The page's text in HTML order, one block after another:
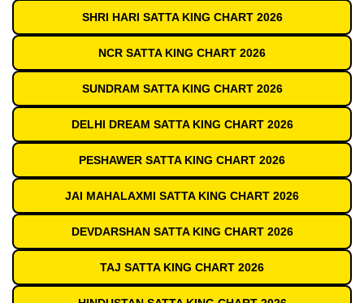
SHRI HARI SATTA KING CHART 2026
NCR SATTA KING CHART 2026
SUNDRAM SATTA KING CHART 2026
DELHI DREAM SATTA KING CHART 2026
PESHAWER SATTA KING CHART 2026
JAI MAHALAXMI SATTA KING CHART 2026
DEVDARSHAN SATTA KING CHART 2026
TAJ SATTA KING CHART 2026